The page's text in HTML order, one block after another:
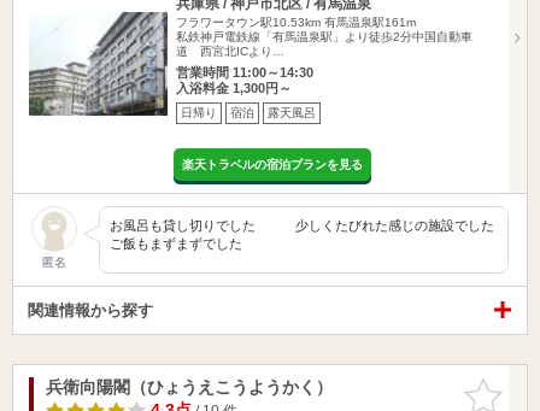
フラワータウン駅10.53km 有馬温泉駅161m
私鉄神戸電鉄線「有馬温泉駅」より徒歩2分中国自動車
道 西宮北ICより…
営業時間 11:00～14:30
入浴料金 1,300円～
日帰り 宿泊 露天風呂
楽天トラベルの宿泊プランを見る
匿名
お風呂も貸し切りでした 少しくたびれた感じの施設でした
ご飯もまずまずでした
関連情報から探す
お気に入
りに追加
兵衛向陽閣（ひょうえこうようかく）